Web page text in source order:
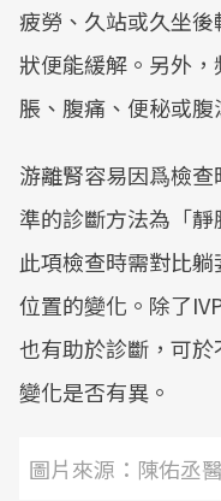
疲勞、久站或久坐
狀便能緩解。另外
脹、腹痛、便秘或腹
游離腎容易因爲檢
準的診斷方法為「
此項檢查時需對比
位置的變化。除了
也有助於診斷，可
變化是否有異。
圖片來源：陳佑丞